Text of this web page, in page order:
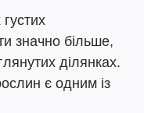
значно більше,
ділянках.
є одним із